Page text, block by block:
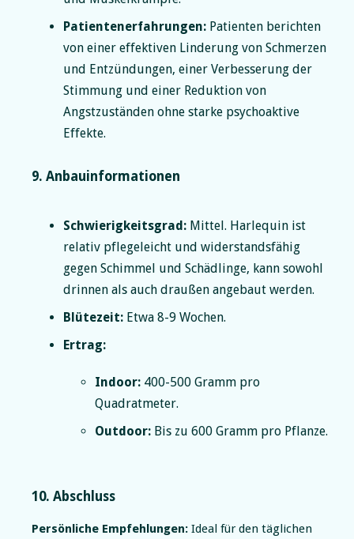
Patientenerfahrungen: Patienten berichten
von einer effektiven Linderung von Schmerzen
und Entzündungen, einer Verbesserung der
Stimmung und einer Reduktion von
Angstzuständen ohne starke psychoaktive
Effekte.
9. Anbauinformationen
Schwierigkeitsgrad: Mittel. Harlequin ist
relativ pflegeleicht und widerstandsfähig
gegen Schimmel und Schädlinge, kann sowohl
drinnen als auch draußen angebaut werden.
Blütezeit: Etwa 8-9 Wochen.
Ertrag:
Indoor: 400-500 Gramm pro
Quadratmeter.
Outdoor: Bis zu 600 Gramm pro Pflanze.
10. Abschluss
Persönliche Empfehlungen: Ideal für den täglichen